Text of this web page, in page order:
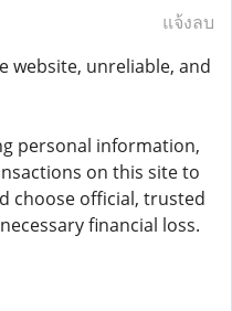
แจ้งลบ
website, unreliable, and
personal information,
on this site to
choose official, trusted
financial loss.